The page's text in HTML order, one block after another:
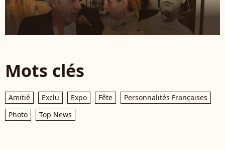
Mots clés
Amitié Exclu Expo Fête
Personnalités Françaises
Photo
Top News